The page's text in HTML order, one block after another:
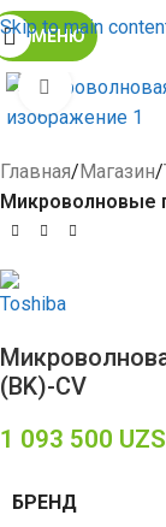
Skip to main
МЕНЮ
Click to
Главная Магазин
Микроволновые
(BK)-CV
1 093 500 UZS
БРЕНД